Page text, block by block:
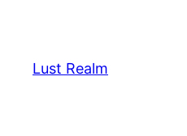
content
Lust Realm